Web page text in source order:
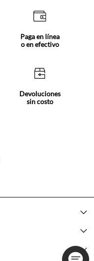
Paga en línea
o en efectivo
Devoluciones
sin costo